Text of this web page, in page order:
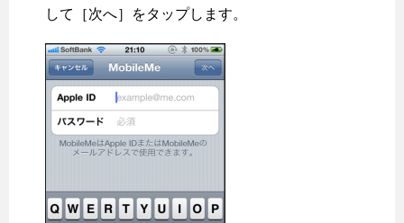
して［次へ］をタップします。